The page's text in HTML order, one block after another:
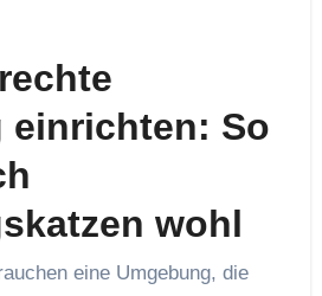
einrichten: So
wohl